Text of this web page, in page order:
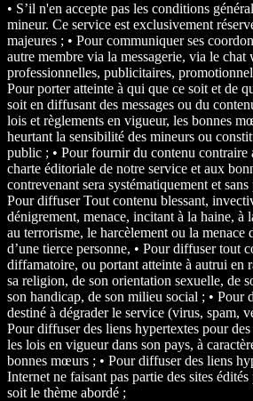
• S’il n'en accepte pas les conditions
mineur. Ce service est exclusivement
majeures ; • Pour communiquer ses
autre membre via la messagerie, via le chat
professionnelles, publicitaires,
Pour porter atteinte à qui que ce soit et de
soit en diffusant des messages ou du
lois et règlements en vigueur, les bonnes
heurtant la sensibilité des mineurs ou
public ; • Pour fournir du contenu contraire
charte éditoriale de notre service et aux
contrevenant sera systématiquement et
Pour diffuser Tout contenu blessant,
dénigrement, menace, incitant à la haine, à
au terrorisme, le harcèlement ou la menace
d’une tierce personne, • Pour diffuser tout
diffamatoire, ou portant atteinte à autrui en
sa religion, de son orientation sexuelle, de
son handicap, de son milieu social ; • Pour
destiné à dégrader le service (virus, spam,
Pour diffuser des liens hypertextes pour des
les lois en vigueur dans son pays, à
bonnes mœurs ; • Pour diffuser des liens
Internet ne faisant pas partie des sites
soit le thème abordé ;